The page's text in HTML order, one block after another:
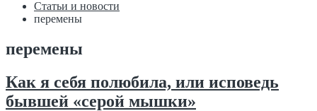
Статьи и новости
перемены
перемены
Как я себя полюбила, или исповедь
бывшей «серой мышки»